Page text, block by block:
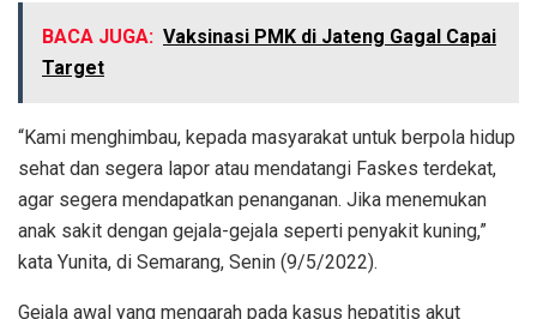
BACA JUGA: Vaksinasi PMK di Jateng Gagal Capai
Target
“Kami menghimbau, kepada masyarakat untuk berpola hidup
sehat dan segera lapor atau mendatangi Faskes terdekat,
agar segera mendapatkan penanganan. Jika menemukan
anak sakit dengan gejala-gejala seperti penyakit kuning,”
kata Yunita, di Semarang, Senin (9/5/2022).
Gejala awal yang mengarah pada kasus hepatitis akut